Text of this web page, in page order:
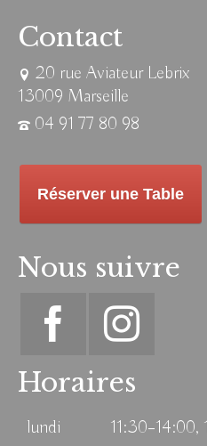
Contact
20 rue Aviateur Lebrix
13009 Marseille
04 91 77 80 98
Réserver une Table
Nous suivre
Horaires
lundi